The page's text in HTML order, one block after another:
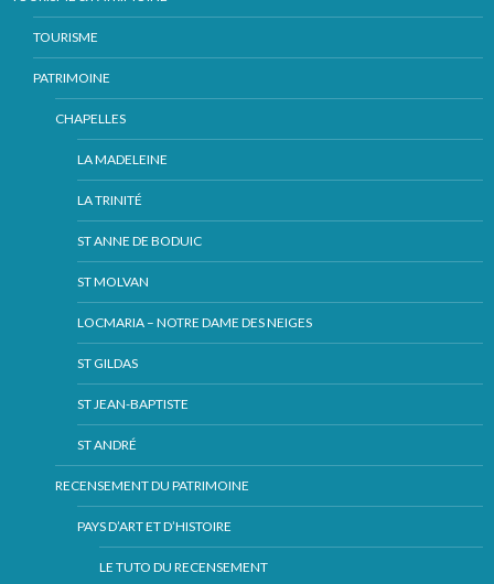
TOURISME
PATRIMOINE
CHAPELLES
LA MADELEINE
LA TRINITÉ
ST ANNE DE BODUIC
ST MOLVAN
LOCMARIA – NOTRE DAME DES NEIGES
ST GILDAS
ST JEAN-BAPTISTE
ST ANDRÉ
RECENSEMENT DU PATRIMOINE
PAYS D’ART ET D’HISTOIRE
LE TUTO DU RECENSEMENT